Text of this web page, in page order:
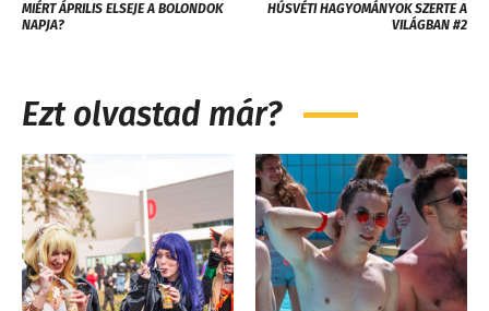
MIÉRT ÁPRILIS ELSEJE A BOLONDOK
NAPJA?
HÚSVÉTI HAGYOMÁNYOK SZERTE A
VILÁGBAN #2
Ezt olvastad már?